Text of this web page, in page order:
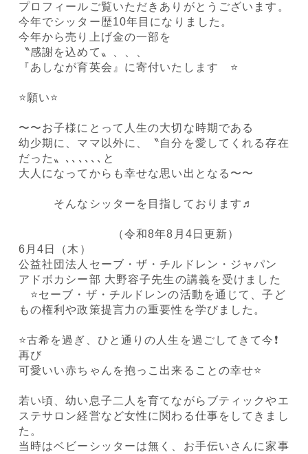
プロフィールご覧いただきありがとうございます。
今年でシッター歴10年目になりました。
今年から売り上げ金の一部を
〝感謝を込めて〟、、、
『あしなが育英会』に寄付いたします ⭐️
⭐️願い⭐️
〜〜お子様にとって人生の大切な時期である
幼少期に、ママ以外に、〝自分を愛してくれる存在
だった〟､､､､､､と
大人になってからも幸せな思い出となる〜〜
そんなシッターを目指しております♬
（令和8年8月4日更新）
6月4日（木）
公益社団法人セーブ・ザ・チルドレン・ジャパン
アドボカシー部 大野容子先生の講義を受けました
⭐️セーブ・ザ・チルドレンの活動を通じて、子ど
もの権利や政策提言力の重要性を学びました。
⭐️古希を過ぎ、ひと通りの人生を過ごしてきて今❗️
再び
可愛いい赤ちゃんを抱っこ出来ることの幸せ⭐️
若い頃、幼い息子二人を育てながらブティックやエ
ステサロン経営など女性に関わる仕事をしてきまし
た。
当時はベビーシッターは無く、お手伝いさんに家事